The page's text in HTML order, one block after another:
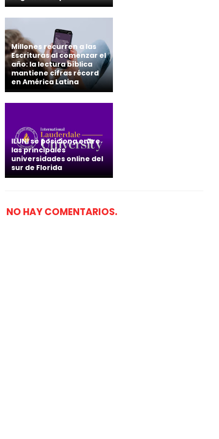
Millones recurren a las
Escrituras al comenzar el
año: la lectura bíblica
mantiene cifras récord
en América Latina
ILUNI se posiciona entre
las principales
universidades online del
sur de Florida
NO HAY COMENTARIOS.